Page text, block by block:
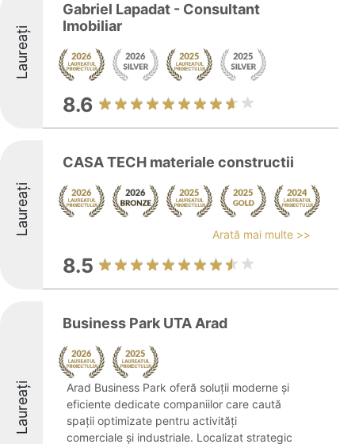
Laureați
Gabriel Lapadat - Consultant
Imobiliar
8.6
Laureați
CASA TECH materiale constructii
Arată mai multe >>
8.5
Laureați
Business Park UTA Arad
Arad Business Park oferă soluții moderne și
eficiente dedicate companiilor care caută
spații optimizate pentru activități
comerciale și industriale. Localizat strategic